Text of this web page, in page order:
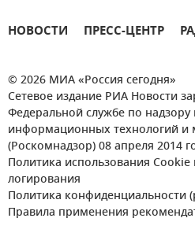
НОВОСТИ ПРЕСС-ЦЕНТР
© 2026 МИА «Россия сегодня»
Сетевое издание РИА Новости
Федеральной службе по надзору
информационных технологий
(Роскомнадзор) 08 апреля 2014
Политика использования Cookie
логирования
Политика конфиденциальности
Правила применения